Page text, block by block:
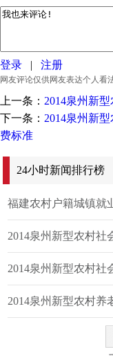
登录 | 注册
网友评论仅供网友表达个人看
上一条： 2014泉州新
下一条： 2014泉州新
费标准
24小时新闻排行榜
福建农村户籍城镇就
2014泉州新型农村社
2014泉州新型农村社
2014泉州新型农村养